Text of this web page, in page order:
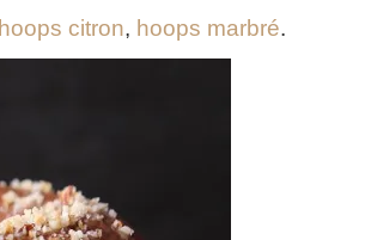
hoops citron, hoops marbré.